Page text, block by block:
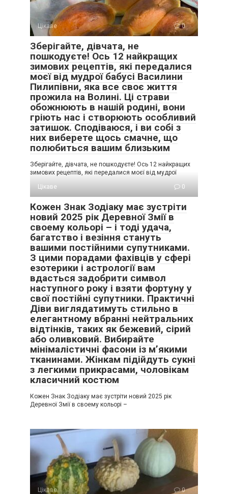
Цікаве 0
Зберігайте, дівчата, не
пошкодуєте! Ось 12 найкращих
зимових рецептів, які передалися
моєї від мудрої бабусі Василини
Пилипівни, яка все своє життя
прожила на Волині. Ці страви
обожнюють в нашій родині, вони
гріють нас і створюють особливий
затишок. Сподіваюся, і ви собі з
них виберете щось смачне, що
полюбиться вашим близьким
Зберігайте, дівчата, не пошкодуєте! Ось 12 найкращих
зимових рецептів, які передалися моєї від мудрої
Цікаве
0
Кожен Знак Зодіаку має зустріти
новий 2025 рік Деревної Змії в
своему кольорі – і тоді удача,
багатство і везіння стануть
вашими постійними супутниками.
З цими порадами фахівців у сфері
езотерики і астрології вам
вдасться задобрити символ
наступного року і взяти фортуну у
свої постійні супутники. Практичні
Діви виглядатимуть стильно в
елегантному вбранні нейтральних
відтінків, таких як бежевий, сірий
або оливковий. Вибирайте
мінімалістичні фасони із м’якими
тканинами. Жінкам підійдуть сукні
з легкими прикрасами, чоловікам
класичний костюм
Кожен Знак Зодіаку має зустріти новий 2025 рік
Деревної Змії в своему кольорі –
Цікаве 0